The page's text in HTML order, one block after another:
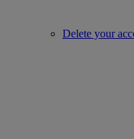
Delete your